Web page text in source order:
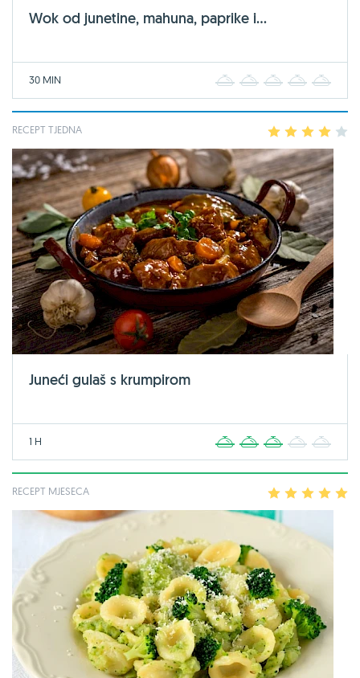
Wok od junetine, mahuna, paprike i...
30 MIN 2 3 4
RECEPT TJEDNA 2 3 4
Juneći gulaš s krumpirom
1 H 2 3 4
RECEPT MJESECA 2 3 4